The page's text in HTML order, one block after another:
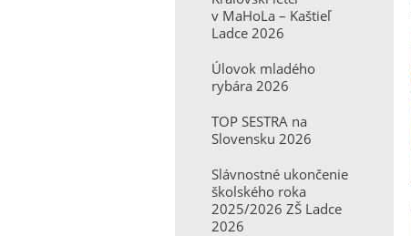
v MaHoLa – Kaštieľ
Ladce 2026
Úlovok mladého
rybára 2026
TOP SESTRA na
Slovensku 2026
Slávnostné ukončenie
školského roka
2025/2026 ZŠ Ladce
2026